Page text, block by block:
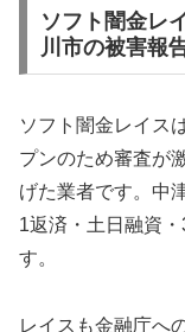
ソフト闇金レ
川市の被害報
ソフト闇金レイス
プンのため審査が
げた業者です。中
1返済・土日融資
す。
レイスも金融庁へ